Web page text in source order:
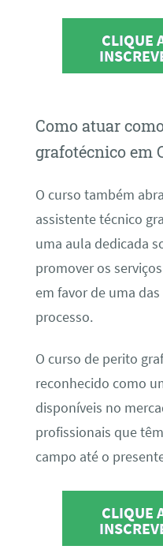
CLIQUE
Como atuar
grafotécnico em
O curso também
assistente técnico
uma aula dedicada
promover os
em favor de uma
processo.
O curso de perito
reconhecido como
disponíveis no
profissionais que
campo até o
CLIQUE